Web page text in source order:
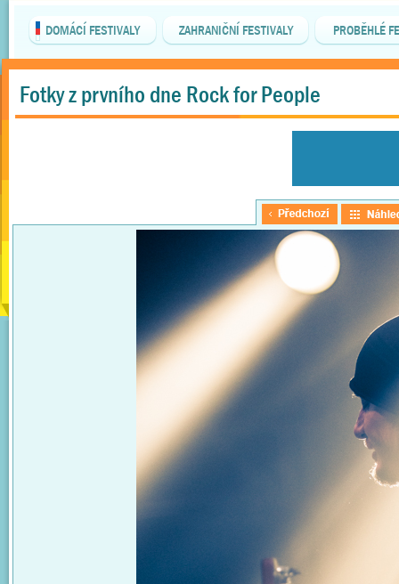
DOMÁCÍ FESTIVALY ZAHRANIČNÍ FESTIVALY PROBĚHLÉ
Fotky z prvního dne Rock for People